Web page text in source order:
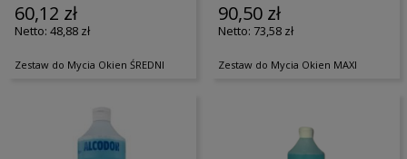
60,12 zł
48,88 zł
Zestaw do Mycia Okien ŚREDNI
90,50 zł
73,58 zł
Zestaw do Mycia Okien MAXI